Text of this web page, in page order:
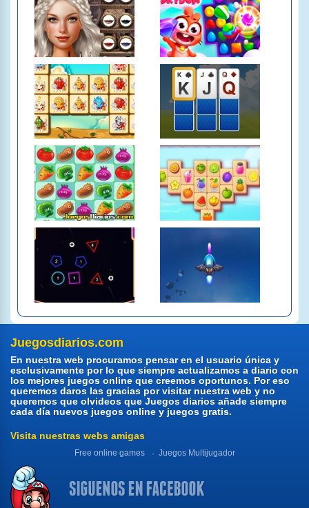
Juegosdiarios.com
En nuestra web procuramos pensar en el usuario única y
esclusivamente por lo que siempre actualizamos a diario con
los mejores juegos online que creemos oportunos. Por eso
queremos daros las gracias por visitar nuestra web y no
queremos que olvideos que Juegos diarios añade siempre
cada día nuevos juegos online y juegos gratis.
Visita nuestras webs amigas
Free online games Juegos Multijugador